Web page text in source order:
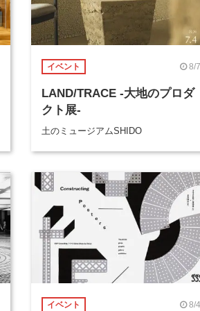
イベント 8/7
LAND/TRACE -大地のプロダ
クト展-
土のミュージアムSHIDO
イベント 8/4